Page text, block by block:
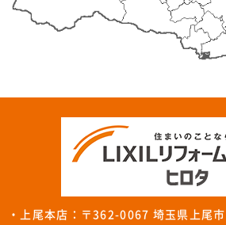
・上尾本店：〒362-0067 埼玉県上尾